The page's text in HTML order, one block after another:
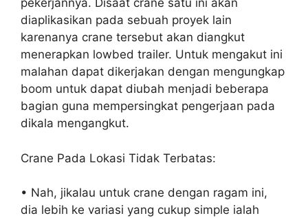
pekerjannya. Disaat crane satu ini akan
diaplikasikan pada sebuah proyek lain
karenanya crane tersebut akan diangkut
menerapkan lowbed trailer. Untuk mengakut ini
malahan dapat dikerjakan dengan mengungkap
boom untuk dapat diubah menjadi beberapa
bagian guna mempersingkat pengerjaan pada
dikala mengangkut.
Crane Pada Lokasi Tidak Terbatas:
• Nah, jikalau untuk crane dengan ragam ini,
dia lebih ke variasi yang cukup simple ialah